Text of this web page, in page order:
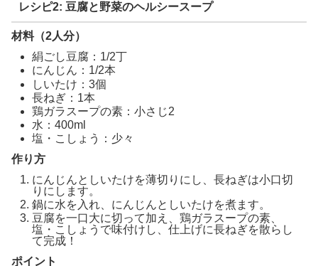
レシピ2: 豆腐と野菜のヘルシースープ
材料（2人分）
絹ごし豆腐：1/2丁
にんじん：1/2本
しいたけ：3個
長ねぎ：1本
鶏ガラスープの素：小さじ2
水：400ml
塩・こしょう：少々
作り方
にんじんとしいたけを薄切りにし、長ねぎは小口切
りにします。
鍋に水を入れ、にんじんとしいたけを煮ます。
豆腐を一口大に切って加え、鶏ガラスープの素、
塩・こしょうで味付けし、仕上げに長ねぎを散らし
て完成！
ポイント